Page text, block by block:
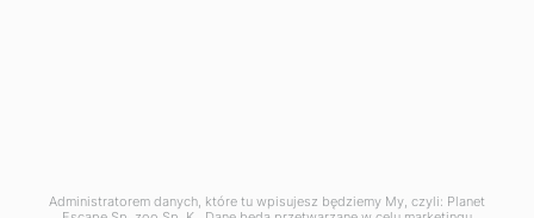
Administratorem danych, które tu wpisujesz będziemy My, czyli: Planet